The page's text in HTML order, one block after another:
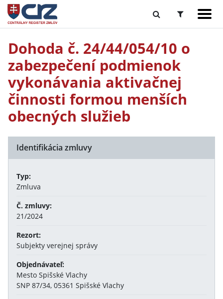
Dohoda č. 24/44/054/10 o
zabezpečení podmienok
vykonávania aktivačnej
činnosti formou menších
obecných služieb
Identifikácia zmluvy
Typ:
Zmluva
Č. zmluvy:
21/2024
Rezort:
Subjekty verejnej správy
Objednávateľ:
Mesto Spišské Vlachy
SNP 87/34, 05361 Spišské Vlachy